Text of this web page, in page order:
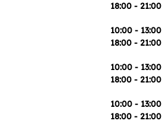
18:00 - 21:00
10:00 - 13:00
18:00 - 21:00
10:00 - 13:00
18:00 - 21:00
10:00 - 13:00
18:00 - 21:00